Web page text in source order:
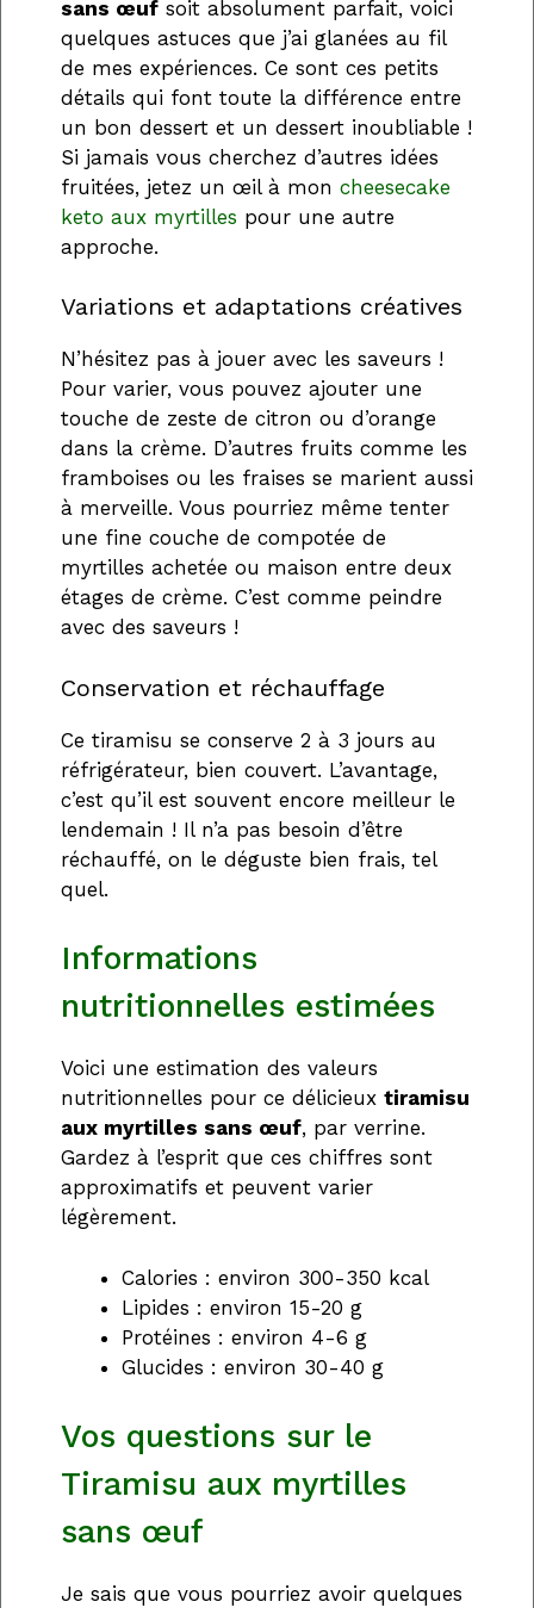
sans œuf soit absolument parfait, voici
quelques astuces que j’ai glanées au fil
de mes expériences. Ce sont ces petits
détails qui font toute la différence entre
un bon dessert et un dessert inoubliable !
Si jamais vous cherchez d’autres idées
fruitées, jetez un œil à mon cheesecake
keto aux myrtilles pour une autre
approche.
Variations et adaptations créatives
N’hésitez pas à jouer avec les saveurs !
Pour varier, vous pouvez ajouter une
touche de zeste de citron ou d’orange
dans la crème. D’autres fruits comme les
framboises ou les fraises se marient aussi
à merveille. Vous pourriez même tenter
une fine couche de compotée de
myrtilles achetée ou maison entre deux
étages de crème. C’est comme peindre
avec des saveurs !
Conservation et réchauffage
Ce tiramisu se conserve 2 à 3 jours au
réfrigérateur, bien couvert. L’avantage,
c’est qu’il est souvent encore meilleur le
lendemain ! Il n’a pas besoin d’être
réchauffé, on le déguste bien frais, tel
quel.
Informations
nutritionnelles estimées
Voici une estimation des valeurs
nutritionnelles pour ce délicieux tiramisu
aux myrtilles sans œuf, par verrine.
Gardez à l’esprit que ces chiffres sont
approximatifs et peuvent varier
légèrement.
Calories : environ 300-350 kcal
Lipides : environ 15-20 g
Protéines : environ 4-6 g
Glucides : environ 30-40 g
Vos questions sur le
Tiramisu aux myrtilles
sans œuf
Je sais que vous pourriez avoir quelques